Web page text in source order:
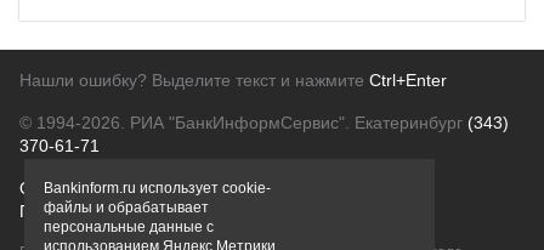
Нашли ошибку? Выделите текст и нажмите Ctrl+Enter
© 1994-2026. РИА "БанкИнформСервис". Екатеринбург (343)
370-61-71
О проектеПолитика конфиденциальности
Правовая информацияДля рекламодателей
Bankinform.ru использует cookie-
файлы и обрабатывает
персональные данные с
использованием Яндекс Метрики,